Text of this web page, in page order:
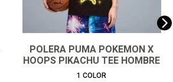
POLERA PUMA POKEMON X
HOOPS PIKACHU TEE HOMBRE
1 COLOR